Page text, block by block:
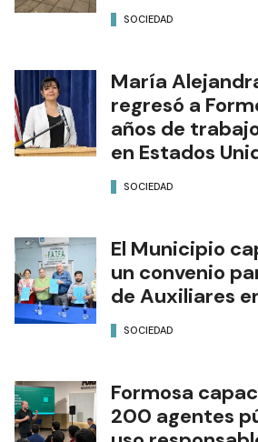
SOCIEDAD
María
regresó a
años de
en Estados
SOCIEDAD
El Municipio
un convenio
de Auxiliares
SOCIEDAD
Formosa
200 agentes